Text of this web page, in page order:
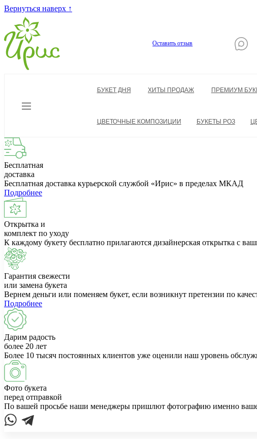
Вернуться наверх ↑
Оставить отзыв
БУКЕТ ДНЯ ХИТЫ ПРОДАЖ ПРЕМИУМ
ЦВЕТОЧНЫЕ КОМПОЗИЦИИ БУКЕТЫ РОЗ
Бесплатная
доставка
Бесплатная доставка курьерской службой «Ирис» в пределах МКАД
Подробнее
Открытка и
комплект по уходу
К каждому букету бесплатно прилагаются дизайнерская открытка с
Гарантия свежести
или замена букета
Вернем деньги или поменяем букет, если возникнут претензии по
Подробнее
Дарим радость
более 20 лет
Более 10 тысяч постоянных клиентов уже оценили наш уровень
Фото букета
перед отправкой
По вашей просьбе наши менеджеры пришлют фотографию именно